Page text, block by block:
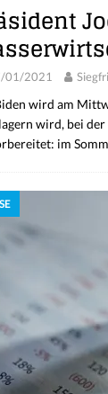
01/2021
wird am
wird, bei
im